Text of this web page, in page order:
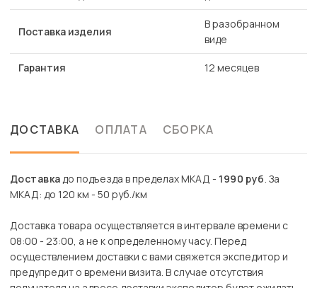
Поставка изделия
В разобранном
виде
Гарантия 12 месяцев
ДОСТАВКА ОПЛАТА СБОРКА
Доставкадо подъезда в пределах МКАД - 1990 руб. За
МКАД: до 120 км - 50 руб./км
Доставка товара осуществляется в интервале времени с
08:00 - 23:00, а не к определенному часу. Перед
осуществлением доставки с вами свяжется экспедитор и
предупредит о времени визита. В случае отсутствия